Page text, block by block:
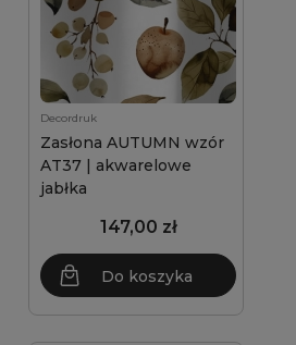
Decordruk
Zasłona AUTUMN wzór
AT37 | akwarelowe
jabłka
147,00 zł
Do koszyka